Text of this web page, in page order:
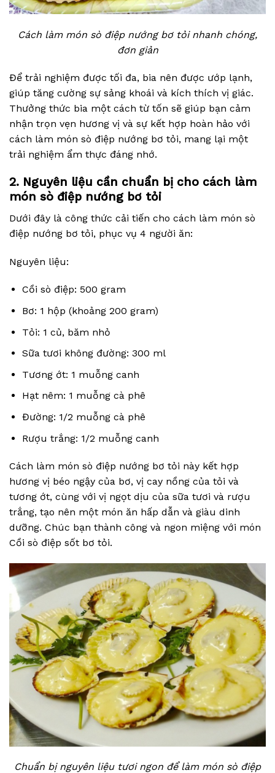
Cách làm món sò điệp nướng bơ tỏi nhanh chóng,
đơn giản
Để trải nghiệm được tối đa, bia nên được ướp lạnh,
giúp tăng cường sự sảng khoái và kích thích vị giác.
Thưởng thức bia một cách từ tốn sẽ giúp bạn cảm
nhận trọn vẹn hương vị và sự kết hợp hoàn hảo với
cách làm món sò điệp nướng bơ tỏi, mang lại một
trải nghiệm ẩm thực đáng nhớ.
2. Nguyên liệu cần chuẩn bị cho cách làm
món sò điệp nướng bơ tỏi
Dưới đây là công thức cải tiến cho cách làm món sò
điệp nướng bơ tỏi, phục vụ 4 người ăn:
Nguyên liệu:
Cồi sò điệp: 500 gram
Bơ: 1 hộp (khoảng 200 gram)
Tỏi: 1 củ, băm nhỏ
Sữa tươi không đường: 300 ml
Tương ớt: 1 muỗng canh
Hạt nêm: 1 muỗng cà phê
Đường: 1/2 muỗng cà phê
Rượu trắng: 1/2 muỗng canh
Cách làm món sò điệp nướng bơ tỏi này kết hợp
hương vị béo ngậy của bơ, vị cay nồng của tỏi và
tương ớt, cùng với vị ngọt dịu của sữa tươi và rượu
trắng, tạo nên một món ăn hấp dẫn và giàu dinh
dưỡng. Chúc bạn thành công và ngon miệng với món
Cồi sò điệp sốt bơ tỏi.
Chuẩn bị nguyên liệu tươi ngon để làm món sò điệp